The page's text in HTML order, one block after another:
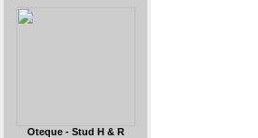
Oteque - Stud H & R